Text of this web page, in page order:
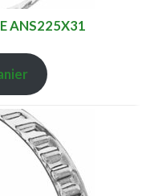
ANS225X31